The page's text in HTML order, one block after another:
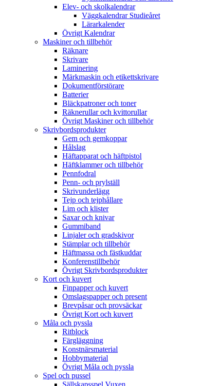
Elev- och skolkalendrar
Väggkalendrar Studieåret
Lärarkalender
Övrigt Kalendrar
Maskiner och tillbehör
Räknare
Skrivare
Laminering
Märkmaskin och etikettskrivare
Dokumentförstörare
Batterier
Bläckpatroner och toner
Räknerullar och kvittorullar
Övrigt Maskiner och tillbehör
Skrivbordsprodukter
Gem och gemkoppar
Hålslag
Häftapparat och häftpistol
Häftklammer och tillbehör
Pennfodral
Penn- och prylställ
Skrivunderlägg
Tejp och tejphållare
Lim och klister
Saxar och knivar
Gummiband
Linjaler och gradskivor
Stämplar och tillbehör
Häftmassa och fästkuddar
Konferenstillbehör
Övrigt Skrivbordsprodukter
Kort och kuvert
Finpapper och kuvert
Omslagspapper och present
Brevpåsar och provsäckar
Övrigt Kort och kuvert
Måla och pyssla
Ritblock
Färgläggning
Konstnärsmaterial
Hobbymaterial
Övrigt Måla och pyssla
Spel och pussel
Sällskapsspel Vuxen